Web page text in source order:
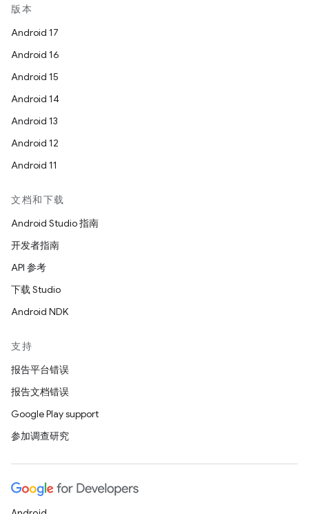
版本
Android 17
Android 16
Android 15
Android 14
Android 13
Android 12
Android 11
文档和下载
Android Studio 指南
开发者指南
API 参考
下载 Studio
Android NDK
支持
报告平台错误
报告文档错误
Google Play support
参加调查研究